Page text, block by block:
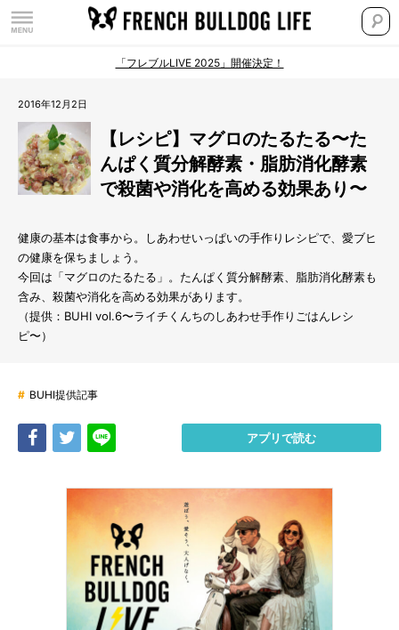
「フレブルLIVE 2025」開催決定！
2016年12月2日
【レシピ】マグロのたるたる〜た
んぱく質分解酵素・脂肪消化酵素
で殺菌や消化を高める効果あり〜
健康の基本は食事から。しあわせいっぱいの手作りレシピで、愛ブヒ
の健康を保ちましょう。
今回は「マグロのたるたる」。たんぱく質分解酵素、脂肪消化酵素も
含み、殺菌や消化を高める効果があります。
（提供：BUHI vol.6〜ライチくんちのしあわせ手作りごはんレシ
ピ〜）
# BUHI提供記事
Share Tweet アプリで読む